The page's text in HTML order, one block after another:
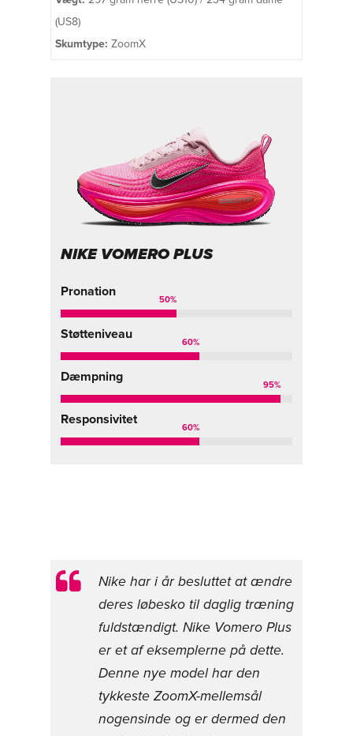
(US8)
Skumtype: ZoomX
NIKE VOMERO PLUS
Pronation
50%
Støtteniveau
60%
Dæmpning
95%
Responsivitet
60%
Nike har i år besluttet at ændre
deres løbesko til daglig træning
fuldstændigt. Nike Vomero Plus
er et af eksemplerne på dette.
Denne nye model har den
tykkeste ZoomX-mellemsål
nogensinde og er dermed den